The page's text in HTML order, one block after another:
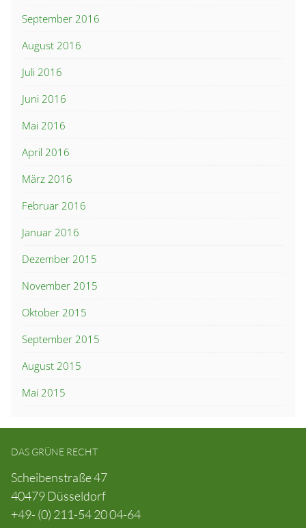
September 2016
August 2016
Juli 2016
Juni 2016
Mai 2016
April 2016
März 2016
Februar 2016
Januar 2016
Dezember 2015
November 2015
Oktober 2015
September 2015
August 2015
Mai 2015
DAS GRÜNE RECHT
Scheibenstraße 47
40479 Düsseldorf
+49- (0) 211-54 20 04-64